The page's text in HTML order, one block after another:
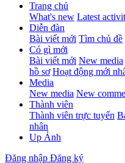
Trang chủ
What's new Latest
Diễn đàn
Bài viết mới Tìm chủ đề
Có gì mới
Bài viết mới New media
hồ sơ Hoạt động mới
Media
New media New
Thành viên
Thành viên trực tuyến
nhân
Up Ảnh
Đăng nhập Đăng ký